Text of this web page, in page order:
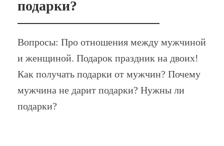
подарки?
Вопросы: Про отношения между мужчиной
и женщиной. Подарок праздник на двоих!
Как получать подарки от мужчин? Почему
мужчина не дарит подарки? Нужны ли
подарки?